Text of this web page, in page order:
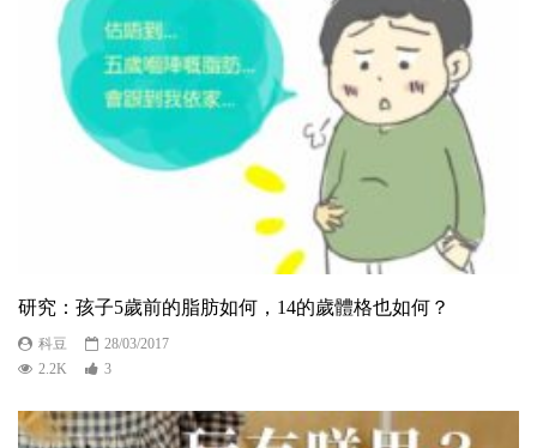
研究：孩子5歲前的脂肪如何，14的歲體格也如何？
科豆
28/03/2017
2.2K
3